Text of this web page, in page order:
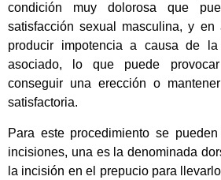
condición muy dolorosa que
satisfacción sexual masculina, y en
producir impotencia a causa de
asociado, lo que puede
conseguir una erección o
satisfactoria.
Para este procedimiento se
incisiones, una es la denominada
la incisión en el prepucio para